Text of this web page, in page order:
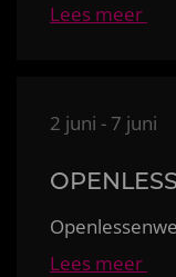
Lees meer
2 juni - 7 juni
Lees meer